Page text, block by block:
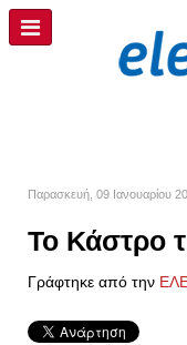
Παρασκευή, 09 Ιανουαρίου
Το Κάστρο
Γράφτηκε από την